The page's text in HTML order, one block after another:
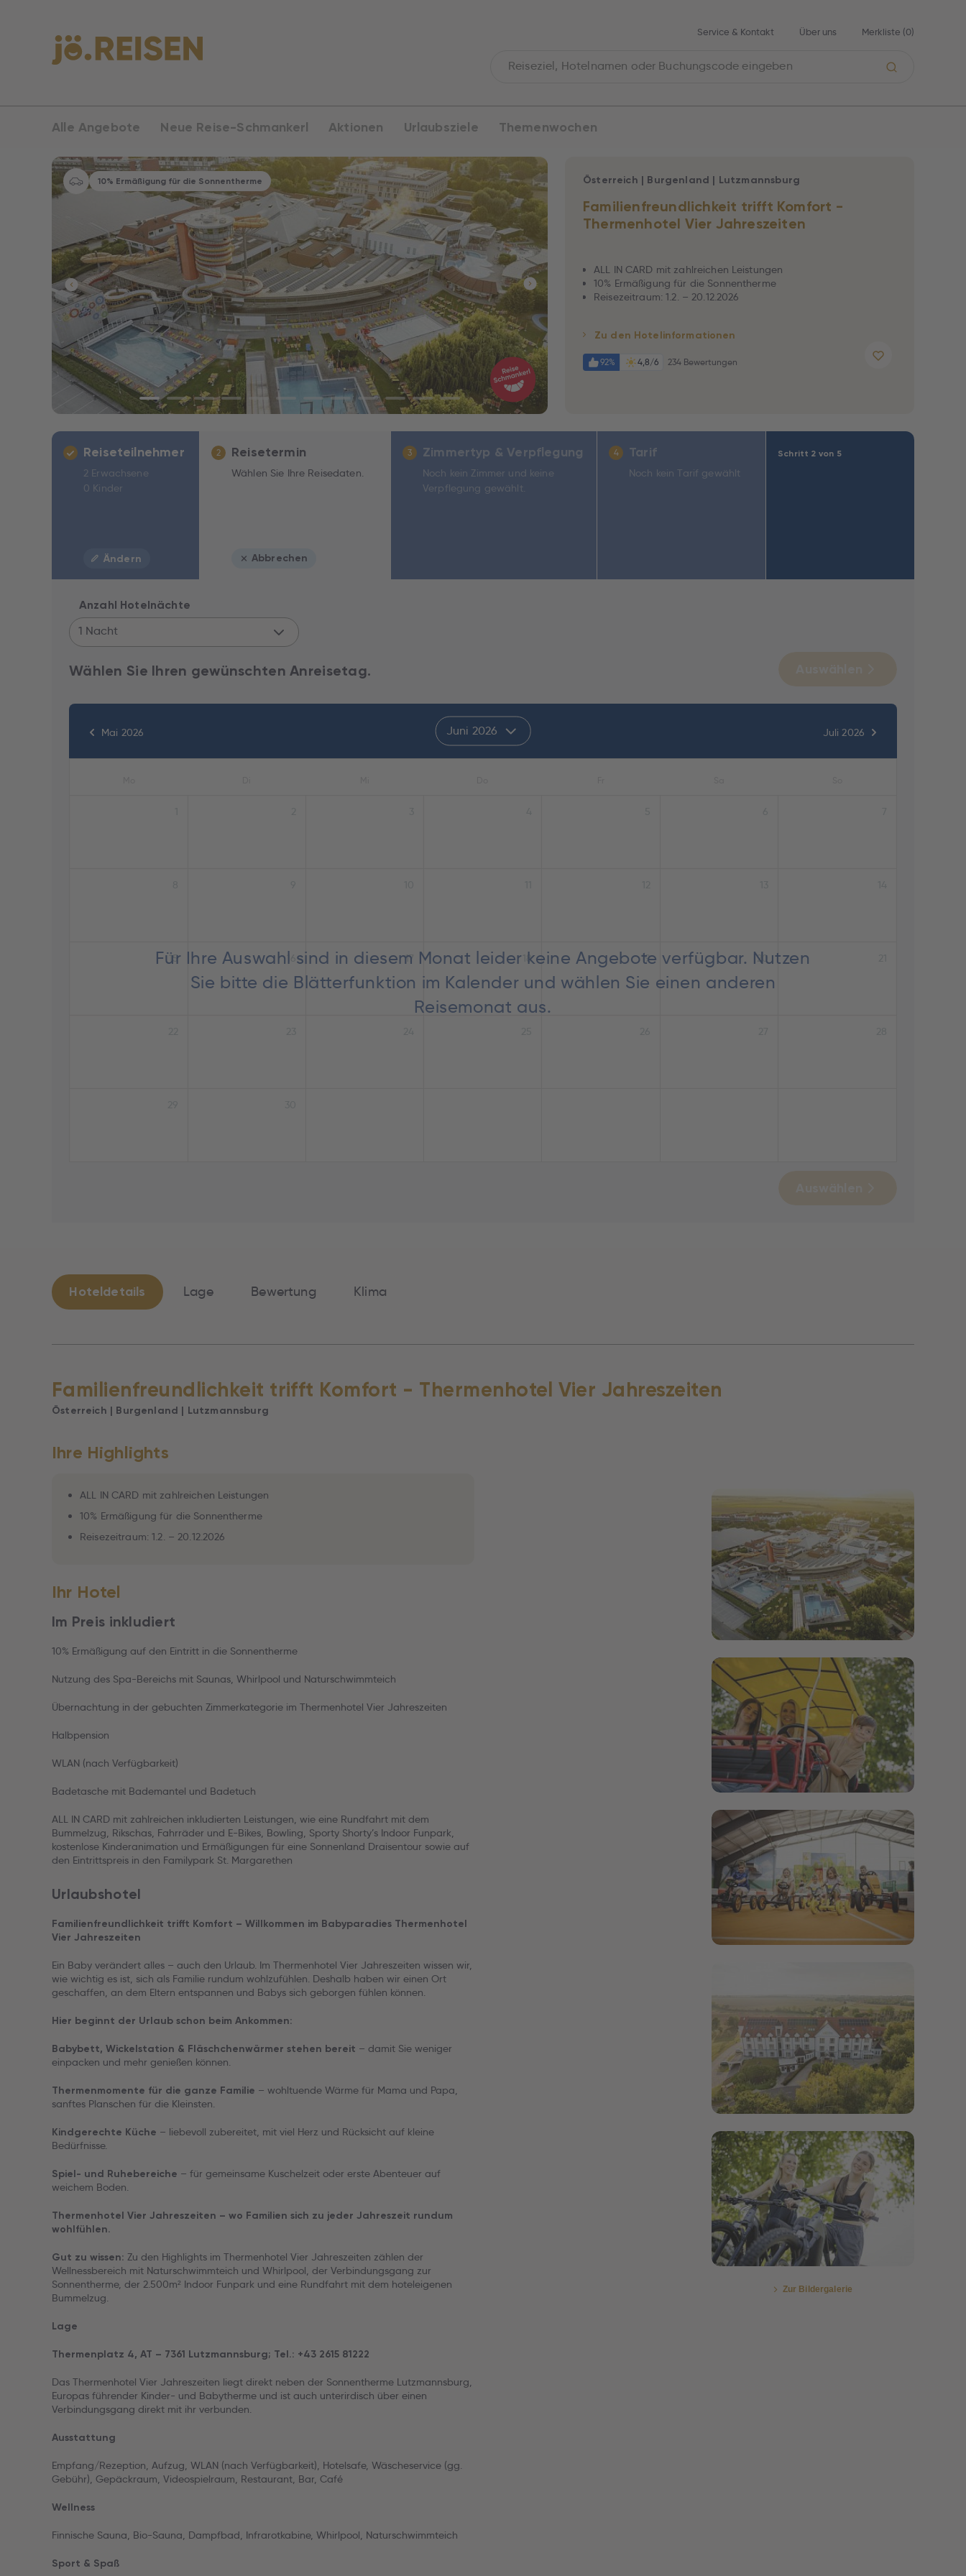
Service & Kontakt Über uns Merkliste (0)
Alle Angebote Neue Reise-Schmankerl Aktionen Urlaubsziele Themenwochen
10% Ermäßigung für die Sonnentherme
Familienfreundlichkeit trifft Komfort -
Thermenhotel Vier Jahreszeiten
Österreich | Burgenland | Lutzmannsburg
ALL IN CARD mit zahlreichen Leistungen
10% Ermäßigung für die Sonnentherme
Reisezeitraum: 1.2. – 20.12.2026
Zu den Hotelinformationen
92% 4,8/6 234 Bewertungen
Schritt 2 von 5
Reiseteilnehmer
2 Erwachsene
0 Kinder
Ändern
2 Reisetermin
Wählen Sie Ihre Reisedaten.
Abbrechen
Anzahl Hotelnächte
1 Nacht
Wählen Sie Ihren gewünschten Anreisetag.
Mai 2026 Juni 2026 Juli 2026
Für Ihre Auswahl sind in diesem Monat leider keine Angebote verfügbar. Nutzen
Sie bitte die Blätterfunktion im Kalender und wählen Sie einen anderen
Reisemonat aus.
15 17 18 19 20
3 Zimmertyp & Verpflegung
Noch kein Zimmer und keine
Verpflegung gewählt.
4 Tarif
Noch kein Tarif gewählt
Hoteldetails Lage Bewertung Klima
Familienfreundlichkeit trifft Komfort - Thermenhotel Vier Jahreszeiten
Österreich | Burgenland | Lutzmannsburg
Ihre Highlights
ALL IN CARD mit zahlreichen Leistungen
10% Ermäßigung für die Sonnentherme
Reisezeitraum: 1.2. – 20.12.2026
Ihr Hotel
Im Preis inkludiert
10% Ermäßigung auf den Eintritt in die Sonnentherme
Nutzung des Spa-Bereichs mit Saunas, Whirlpool und Naturschwimmteich
Übernachtung in der gebuchten Zimmerkategorie im Thermenhotel Vier Jahreszeiten
Halbpension
WLAN (nach Verfügbarkeit)
Badetasche mit Bademantel und Badetuch
ALL IN CARD mit zahlreichen inkludierten Leistungen, wie eine Rundfahrt mit dem
Bummelzug, Rikschas, Fahrräder und E-Bikes, Bowling, Sporty Shorty’s Indoor Funpark,
kostenlose Kinderanimation und Ermäßigungen für eine Sonnenland Draisentour sowie auf
den Eintrittspreis in den Familypark St. Margarethen
Urlaubshotel
Familienfreundlichkeit trifft Komfort – Willkommen im Babyparadies Thermenhotel
Vier Jahreszeiten
Ein Baby verändert alles – auch den Urlaub. Im Thermenhotel Vier Jahreszeiten wissen wir,
wie wichtig es ist, sich als Familie rundum wohlzufühlen. Deshalb haben wir einen Ort
geschaffen, an dem Eltern entspannen und Babys sich geborgen fühlen können.
Hier beginnt der Urlaub schon beim Ankommen:
Babybett, Wickelstation & Fläschchenwärmer stehen bereit – damit Sie weniger
einpacken und mehr genießen können.
Thermenmomente für die ganze Familie – wohltuende Wärme für Mama und Papa,
sanftes Planschen für die Kleinsten.
Kindgerechte Küche – liebevoll zubereitet, mit viel Herz und Rücksicht auf kleine
Bedürfnisse.
Spiel- und Ruhebereiche – für gemeinsame Kuschelzeit oder erste Abenteuer auf
weichem Boden.
Thermenhotel Vier Jahreszeiten – wo Familien sich zu jeder Jahreszeit rundum
wohlfühlen.
Gut zu wissen: Zu den Highlights im Thermenhotel Vier Jahreszeiten zählen der
Wellnessbereich mit Naturschwimmteich und Whirlpool, der Verbindungsgang zur
Sonnentherme, der 2.500m² Indoor Funpark und eine Rundfahrt mit dem hoteleigenen
Bummelzug.
Lage
Thermenplatz 4, AT – 7361 Lutzmannsburg; Tel.: +43 2615 81222
Das Thermenhotel Vier Jahreszeiten liegt direkt neben der Sonnentherme Lutzmannsburg,
Europas führender Kinder- und Babytherme und ist auch unterirdisch über einen
Verbindungsgang direkt mit ihr verbunden.
Ausstattung
Empfang/Rezeption, Aufzug, WLAN (nach Verfügbarkeit), Hotelsafe, Wäscheservice (gg.
Gebühr), Gepäckraum, Videospielraum, Restaurant, Bar, Café
Wellness
Finnische Sauna, Bio-Sauna, Dampfbad, Infrarotkabine, Whirlpool, Naturschwimmteich
Sport & Spaß
Bildergalerie öffnen
Bildergalerie öffnen
Bildergalerie öffnen
Bildergalerie öffnen
Bildergalerie öffnen
Zur Bildergalerie